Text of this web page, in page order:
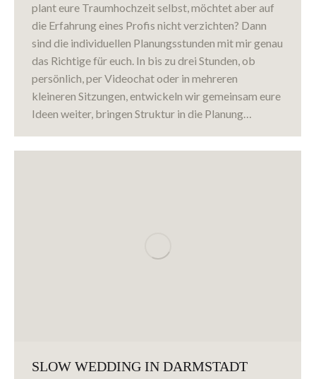
plant eure Traumhochzeit selbst, möchtet aber auf
die Erfahrung eines Profis nicht verzichten? Dann
sind die individuellen Planungsstunden mit mir genau
das Richtige für euch. In bis zu drei Stunden, ob
persönlich, per Videochat oder in mehreren
kleineren Sitzungen, entwickeln wir gemeinsam eure
Ideen weiter, bringen Struktur in die Planung…
SLOW WEDDING IN DARMSTADT